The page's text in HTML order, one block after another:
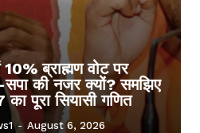
ब्राह्मण वोट पर
की नजर क्यों? समझिए
पूरा सियासी गणित
- August 6, 2026